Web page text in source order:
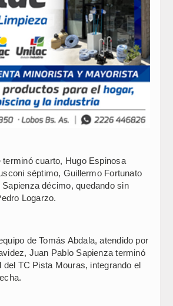
cuarto, Hugo Espinosa
séptimo, Guillermo Fortunato
décimo, quedando sin
Logarzo.
de Tomás Abdala, atendido por
Juan Pablo Sapienza terminó
del TC Pista Mouras, integrando el